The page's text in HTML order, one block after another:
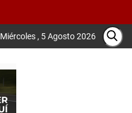
Miércoles , 5 Agosto 2026